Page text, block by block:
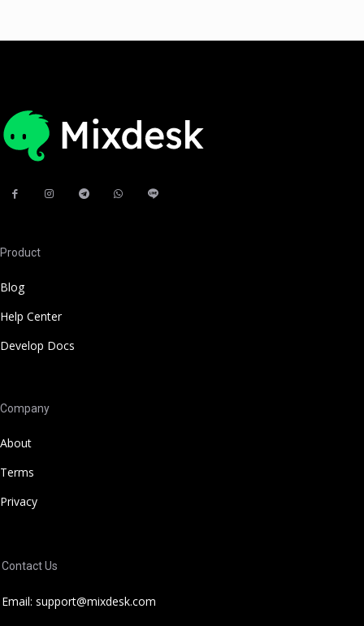
Product
Blog
Help Center
Develop Docs
Company
About
Terms
Privacy
Contact Us
Email: support@mixdesk.com